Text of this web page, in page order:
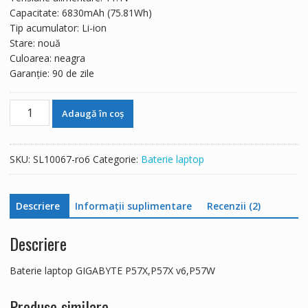
750 lei.
Capacitate: 6830mAh (75.81Wh)
Tip acumulator: Li-ion
Stare: nouă
Culoarea: neagra
Garanție: 90 de zile
Cantitate
P57X,P57X
Adaugă în coș
SKU: SL10067-ro6 Categorie: Baterie laptop
Descriere Informații suplimentare Recenzii (2)
Descriere
Baterie laptop GIGABYTE P57X,P57X v6,P57W